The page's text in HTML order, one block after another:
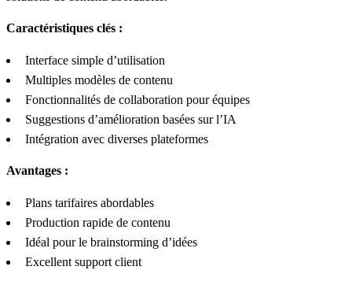
Caractéristiques clés :
Interface simple d’utilisation
Multiples modèles de contenu
Fonctionnalités de collaboration pour équipes
Suggestions d’amélioration basées sur l’IA
Intégration avec diverses plateformes
Avantages :
Plans tarifaires abordables
Production rapide de contenu
Idéal pour le brainstorming d’idées
Excellent support client